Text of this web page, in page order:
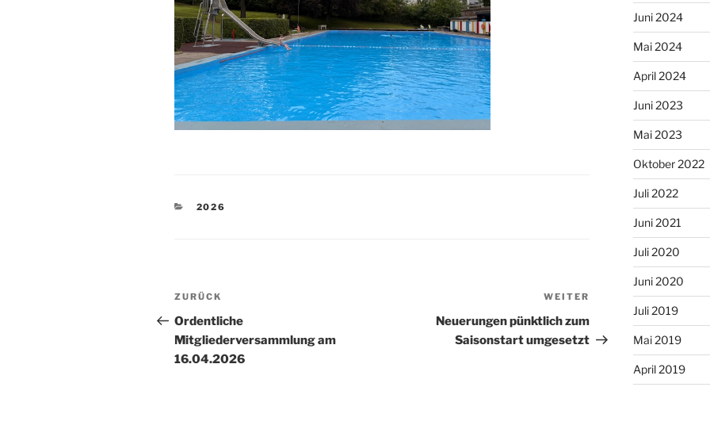
KATEGORIEN
2026
Beitragsnavigation
Vorheriger
Beitrag
ZURÜCK
Ordentliche
Mitgliederversammlung am
16.04.2026
Nächster
Beitrag
WEITER
Neuerungen pünktlich zum
Saisonstart umgesetzt
Juni 2024
Mai 2024
April 2024
Juni 2023
Mai 2023
Oktober 2022
Juli 2022
Juni 2021
Juli 2020
Juni 2020
Juli 2019
Mai 2019
April 2019